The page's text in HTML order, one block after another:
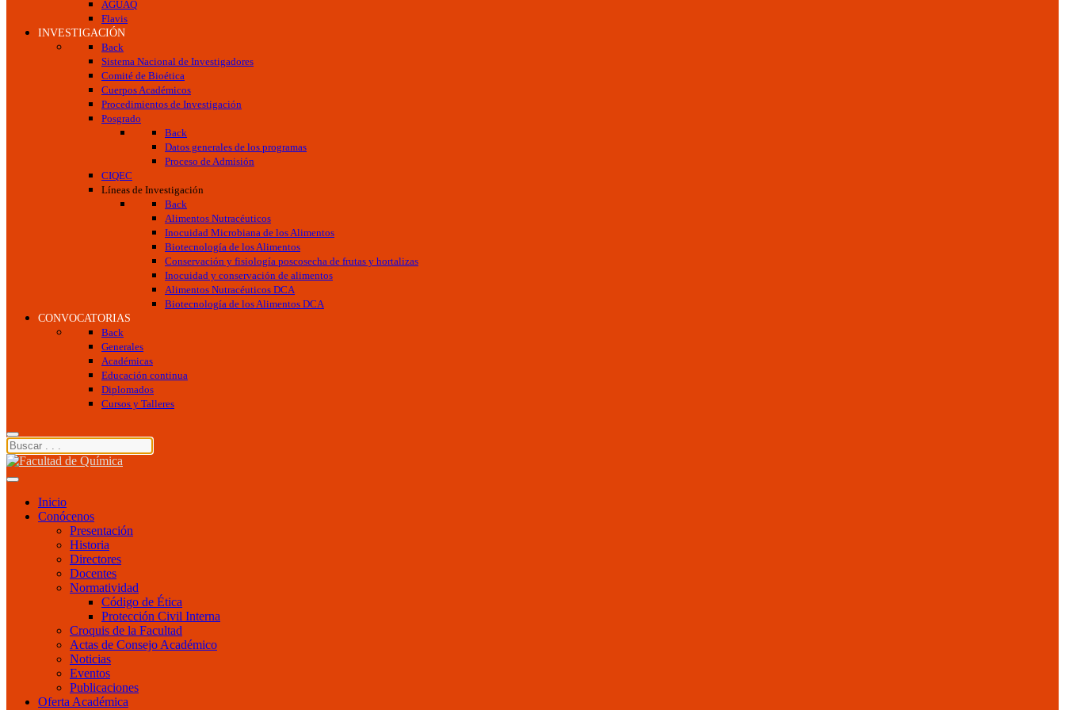
AGUAQ
Flavis
INVESTIGACIÓN
Back
Sistema Nacional de Investigadores
Comité de Bioética
Cuerpos Académicos
Procedimientos de Investigación
Posgrado
Back
Datos generales de los programas
Proceso de Admisión
CIQEC
Líneas de Investigación
Back
Alimentos Nutracéuticos
Inocuidad Microbiana de los Alimentos
Biotecnología de los Alimentos
Conservación y fisiología poscosecha de frutas y hortalizas
Inocuidad y conservación de alimentos
Alimentos Nutracéuticos DCA
Biotecnología de los Alimentos DCA
CONVOCATORIAS
Back
Generales
Académicas
Educación continua
Diplomados
Cursos y Talleres
Inicio
Conócenos
Presentación
Historia
Directores
Docentes
Normatividad
Código de Ética
Protección Civil Interna
Croquis de la Facultad
Actas de Consejo Académico
Noticias
Eventos
Publicaciones
Oferta Académica